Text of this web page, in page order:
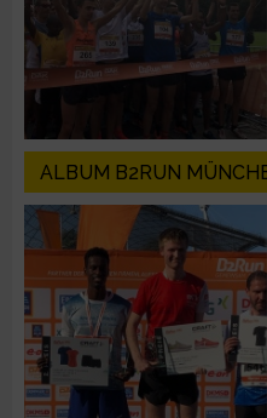
ALBUM B2RUN
Erstellung von Profilen für
Verwendung von Profilen
Erstellung von Profilen zur
Verwendung von Profilen
Messung der Werbeleistung
Messung der Performance